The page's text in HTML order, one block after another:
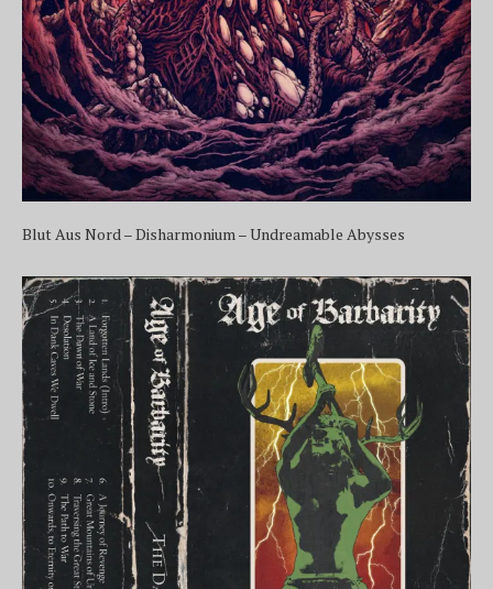
Blut Aus Nord – Disharmonium – Undreamable Abysses